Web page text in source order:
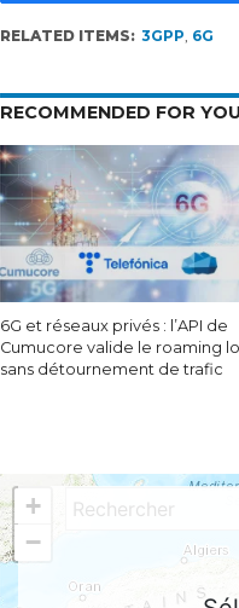
RELATED ITEMS: 3GPP 6G
RECOMMENDED FOR YOU
6G et réseaux privés : l’API de
Cumucore valide le roaming
sans détournement de trafic